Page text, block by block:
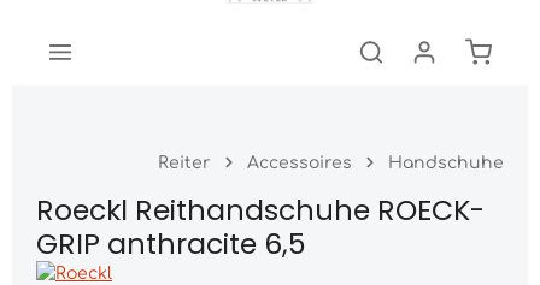
Reiter Accessoires Handschuhe
Roeckl Reithandschuhe ROECK-
GRIP anthracite 6,5